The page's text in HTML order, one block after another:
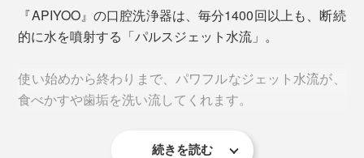
『APIYOO』の口腔洗浄器は、毎分1400回以上も、断続
的に水を噴射する「パルスジェット水流」。
使い始めから終わりまで、パワフルなジェット水流が、
食べかすや歯垢を洗い流してくれます。
続きを読む